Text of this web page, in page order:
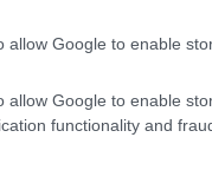
allow Google to enable
allow Google to enable
functionality and